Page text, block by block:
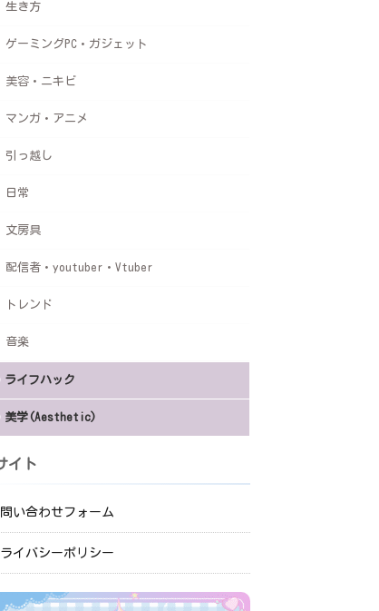
生き方
ゲーミングPC・ガジェット
美容・ニキビ
マンガ・アニメ
引っ越し
日常
文房具
配信者・youtuber・Vtuber
トレンド
音楽
ライフハック
美学(Aesthetic)
イト
い合わせフォーム
イバシーポリシー